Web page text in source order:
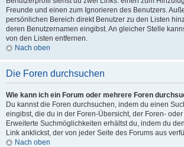
Freunde und einen zum Ignorieren des Benutzers.
persönlichen Bereich direkt Benutzer zu den Listen
deren Benutzernamen eingibst. An gleicher Stelle
von den Listen entfernen.
Nach oben
Die Foren durchsuchen
Wie kann ich ein Forum oder mehrere Foren
Du kannst die Foren durchsuchen, indem du einen
eingibst, die du in der Foren-Übersicht, der Foren-
Erweiterte Suchmöglichkeiten erhältst du, indem du
Link anklickst, der von jeder Seite des Forums aus
Nach oben